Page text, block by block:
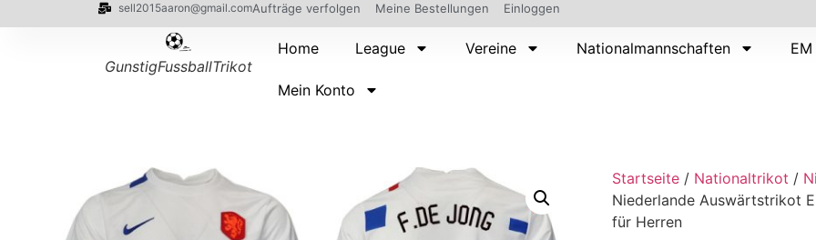
sell2015aaron@gmail.comAufträge verfolgen Meine Bestellungen Einloggen
GunstigFussballTrikot
Home League Vereine Nationalmannschaften
Mein Konto
Startseite / Nationaltrikot /
Niederlande Auswärtstrikot
für Herren